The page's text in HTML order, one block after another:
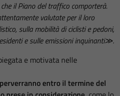
il Piano del traffico comporterà.
valutate per il loro
sulla mobilità di ciclisti e pedoni,
e sulle emissioni inquinanti≫.
e motivata nelle
entro il termine del